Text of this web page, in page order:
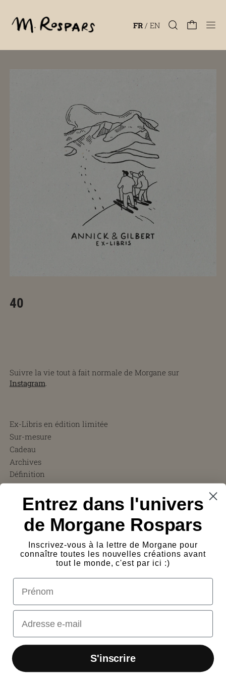
FR / EN
40
Suivre la vie tout à fait normale de Morgane sur
Instagram.
Ex-Libris en édition limitée
Sur-mesure
Cadeau
Archives
Définition
CGV
Charity ❤︎
À propos
Presse
Frais de port
Contact
© 2026 Powered by shopify
Entrez dans l'univers
de Morgane Rospars
Inscrivez-vous à la lettre de Morgane pour
connaître toutes les nouvelles créations avant
tout le monde, c'est par ici :)
prénom
Email
S'inscrire